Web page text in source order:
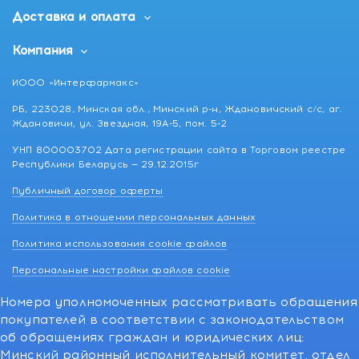
Доставка и оплата
Компания
ИООО «Интерфармакс»
РБ, 223028, Минская обл., Минский р-н, Ждановичский с/с, аг.
Ждановичи, ул. Звездная, 19А-5, пом. 5-2
УНП 800003702 Дата регистрации сайта в Торговом реестре
Республики Беларусь — 29.12.2015г
Публичный договор оферты
Политика в отношении персональных данных
Политика использования cookie файлов
Персональные настройки файлов cookie
Номера уполномоченных рассматривать обращения
покупателей в соответствии с законодательством
об обращениях граждан и юридических лиц:
Минский районный исполнительный комитет, отдел